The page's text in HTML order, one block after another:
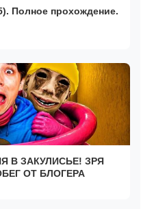
Полное прохождение.
ЗАКУЛИСЬЕ! ЗРЯ
ОТ БЛОГЕРА